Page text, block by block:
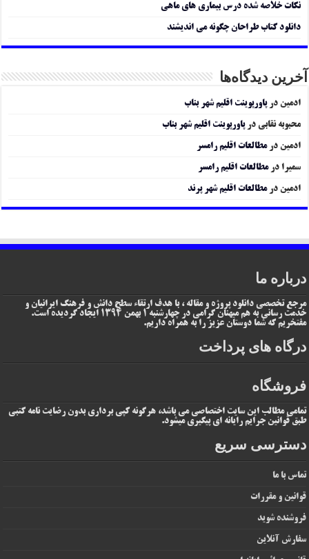
نکات خلاصه شده درس بیماری های ماهی
دانلود کتاب طراحان چگونه می اندیشند
آخرین دیدگاه‌ها
ادمین درپاورپوینت اقلیم شهر بناب
محبوبه نقابی درپاورپوینت اقلیم شهر بناب
ادمین درمطالعات اقلیم رامسر
سمیرا درمطالعات اقلیم رامسر
ادمین درمطالعات اقلیم شهر پرند
درباره ما
مرجع تخصصی دانلود پروژه و مقاله ، با هدف ارتقاء سطح دانش و فرهنگ ایرانیان و
خدمت رسانی به هم میهنان گرامی در چهارشنبه 1 بهمن 1394 ایجاد گردیده است.
مفتخریم که شما دوستان عزیز را به همراه داریم.
درگاه های پرداخت
فروشگاه
تمامی مطالب این سایت اختصاصی می باشد، هرگونه کپی برداری بدون رضایت نامه کتبی
طبق قوانین جرایم رایانه ای پیگیری میشود.
دسترسی سریع
تماس با ما
قوانین و مقررات
فروشنده شوید
سفارش آنلاین